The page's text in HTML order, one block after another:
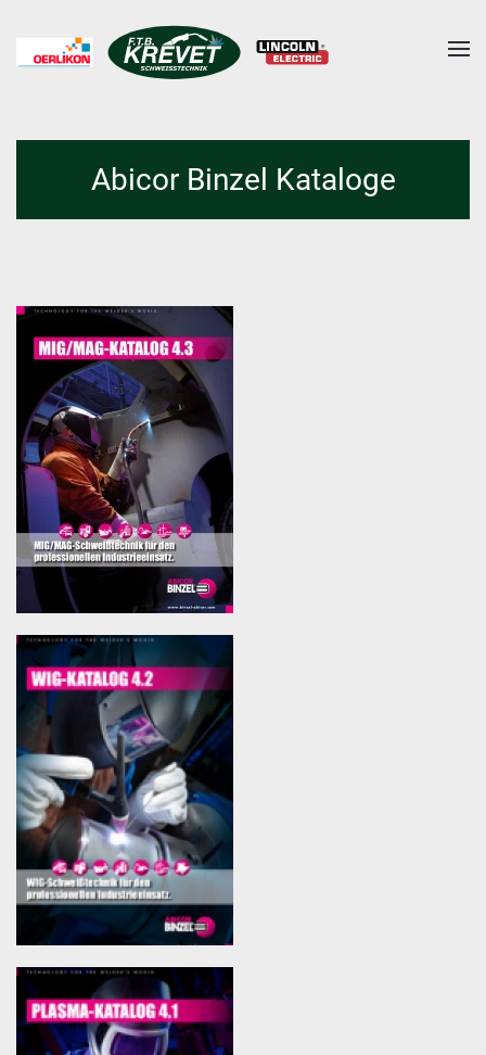
Skip to main content
Abicor Binzel Kataloge